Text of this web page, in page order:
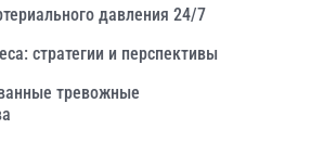
давления 24/7
стратегии и перспективы
тревожные